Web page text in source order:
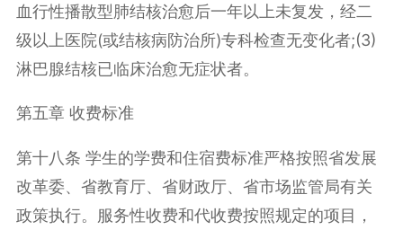
血行性播散型肺结核治愈后一年以上未复发，经二
级以上医院(或结核病防治所)专科检查无变化者;(3)
淋巴腺结核已临床治愈无症状者。
第五章 收费标准
第十八条 学生的学费和住宿费标准严格按照省发展
改革委、省教育厅、省财政厅、省市场监管局有关
政策执行。服务性收费和代收费按照规定的项目，